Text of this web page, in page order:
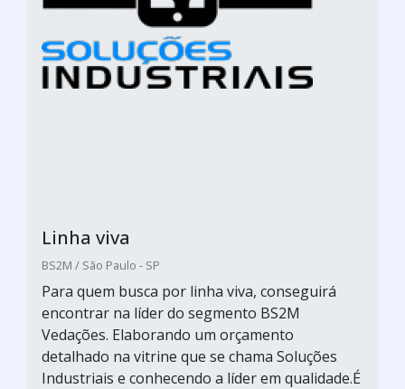
Linha viva
BS2M / São Paulo - SP
Para quem busca por linha viva, conseguirá
encontrar na líder do segmento BS2M
Vedações. Elaborando um orçamento
detalhado na vitrine que se chama Soluções
Industriais e conhecendo a líder em qualidade.É